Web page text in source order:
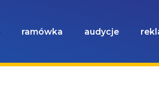
ramówka audycje